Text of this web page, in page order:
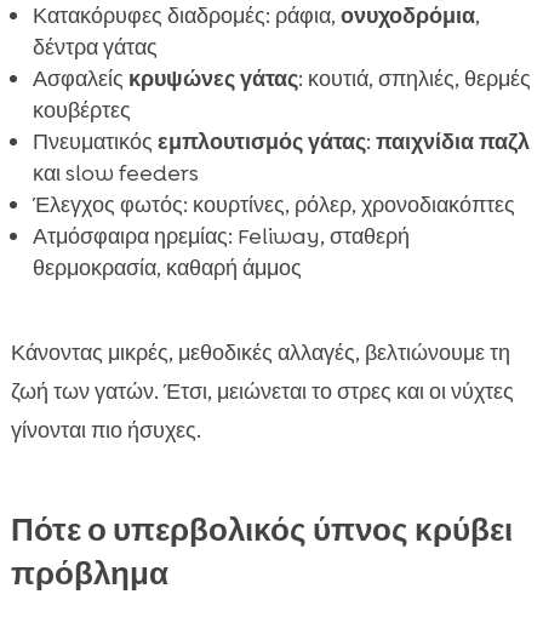
Κατακόρυφες διαδρομές: ράφια, ονυχοδρόμια,
δέντρα γάτας
Ασφαλείς κρυψώνες γάτας: κουτιά, σπηλιές, θερμές
κουβέρτες
Πνευματικός εμπλουτισμός γάτας: παιχνίδια παζλ
και slow feeders
Έλεγχος φωτός: κουρτίνες, ρόλερ, χρονοδιακόπτες
Ατμόσφαιρα ηρεμίας: Feliway, σταθερή
θερμοκρασία, καθαρή άμμος
Κάνοντας μικρές, μεθοδικές αλλαγές, βελτιώνουμε τη
ζωή των γατών. Έτσι, μειώνεται το στρες και οι νύχτες
γίνονται πιο ήσυχες.
Πότε ο υπερβολικός ύπνος κρύβει
πρόβλημα